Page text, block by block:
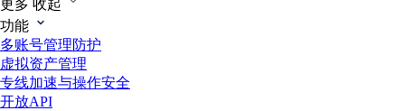
更多 收起
功能
多账号管理防护
虚拟资产管理
专线加速与操作安全
开放API